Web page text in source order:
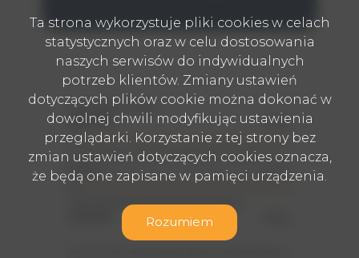
CENA NIERUCHOMOŚCI
PLN
PODATEK OD CZYNNOŚCI CYWILNO-PRAWNYCH
PLN
TAKSA NOTARIALNA (OPŁATA NOTARIALNA)
Ta strona wykorzystuje pliki cookies w celach
statystycznych oraz w celu dostosowania
naszych serwisów do indywidualnych
potrzeb klientów. Zmiany ustawień
dotyczących plików cookie można dokonać w
dowolnej chwili modyfikując ustawienia
przeglądarki. Korzystanie z tej strony bez
zmian ustawień dotyczących cookies oznacza,
że będą one zapisane w pamięci urządzenia.
Rozumiem